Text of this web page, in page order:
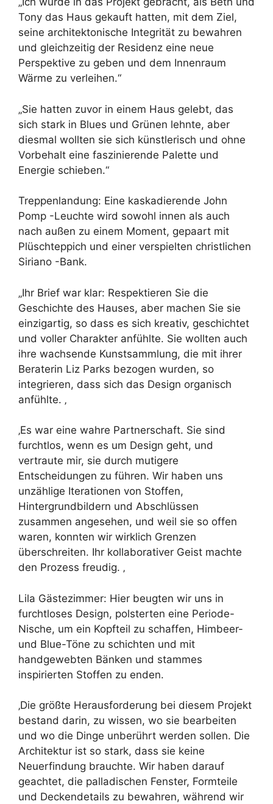
Tony das Haus gekauft hatten, mit dem Ziel,
seine architektonische Integrität zu bewahren
und gleichzeitig der Residenz eine neue
Perspektive zu geben und dem Innenraum
Wärme zu verleihen.“
„Sie hatten zuvor in einem Haus gelebt, das
sich stark in Blues und Grünen lehnte, aber
diesmal wollten sie sich künstlerisch und ohne
Vorbehalt eine faszinierende Palette und
Energie schieben.“
Treppenlandung: Eine kaskadierende John
Pomp -Leuchte wird sowohl innen als auch
nach außen zu einem Moment, gepaart mit
Plüschteppich und einer verspielten christlichen
Siriano -Bank.
„Ihr Brief war klar: Respektieren Sie die
Geschichte des Hauses, aber machen Sie sie
einzigartig, so dass es sich kreativ, geschichtet
und voller Charakter anfühlte. Sie wollten auch
ihre wachsende Kunstsammlung, die mit ihrer
Beraterin Liz Parks bezogen wurden, so
integrieren, dass sich das Design organisch
anfühlte. ‚
‚Es war eine wahre Partnerschaft. Sie sind
furchtlos, wenn es um Design geht, und
vertraute mir, sie durch mutigere
Entscheidungen zu führen. Wir haben uns
unzählige Iterationen von Stoffen,
Hintergrundbildern und Abschlüssen
zusammen angesehen, und weil sie so offen
waren, konnten wir wirklich Grenzen
überschreiten. Ihr kollaborativer Geist machte
den Prozess freudig. ‚
Lila Gästezimmer: Hier beugten wir uns in
furchtloses Design, polsterten eine Periode-
Nische, um ein Kopfteil zu schaffen, Himbeer-
und Blue-Töne zu schichten und mit
handgewebten Bänken und stammes
inspirierten Stoffen zu enden.
‚Die größte Herausforderung bei diesem Projekt
bestand darin, zu wissen, wo sie bearbeiten
und wo die Dinge unberührt werden sollen. Die
Architektur ist so stark, dass sie keine
Neuerfindung brauchte. Wir haben darauf
geachtet, die palladischen Fenster, Formteile
und Deckendetails zu bewahren, während wir